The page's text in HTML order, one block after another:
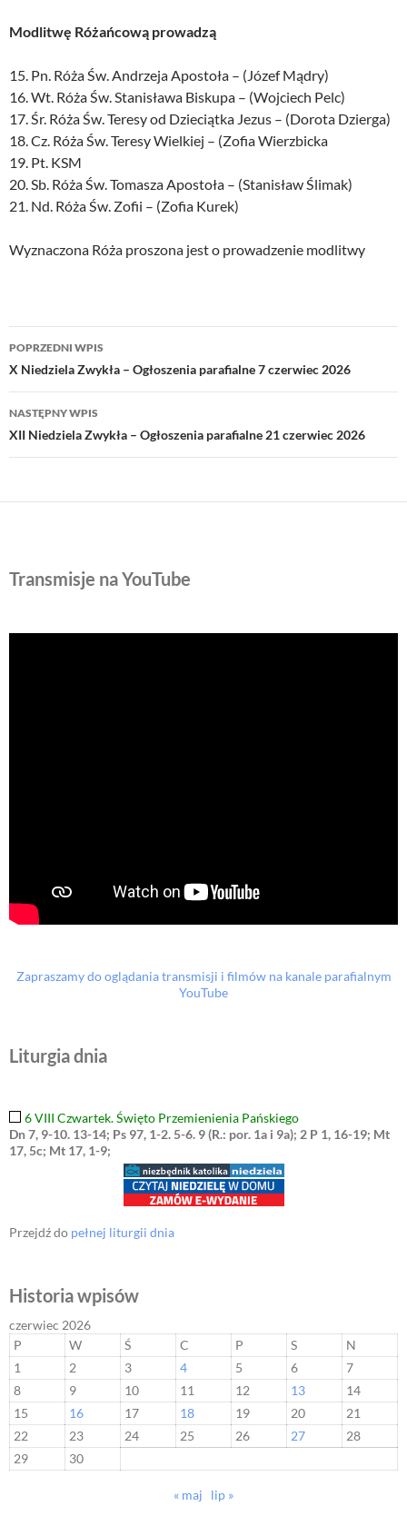
Modlitwę Różańcową prowadzą
15. Pn. Róża Św. Andrzeja Apostoła – (Józef Mądry)
16. Wt. Róża Św. Stanisława Biskupa – (Wojciech Pelc)
17. Śr. Róża Św. Teresy od Dzieciątka Jezus – (Dorota Dzierga)
18. Cz. Róża Św. Teresy Wielkiej – (Zofia Wierzbicka
19. Pt. KSM
20. Sb. Róża Św. Tomasza Apostoła – (Stanisław Ślimak)
21. Nd. Róża Św. Zofii – (Zofia Kurek)
Wyznaczona Róża proszona jest o prowadzenie modlitwy
Nawigacja
wpisu
POPRZEDNI WPIS
X Niedziela Zwykła – Ogłoszenia parafialne 7 czerwiec 2026
NASTĘPNY WPIS
XII Niedziela Zwykła – Ogłoszenia parafialne 21 czerwiec 2026
Transmisje na YouTube
Zapraszamy do oglądania transmisji i filmów na kanale parafialnym
YouTube
Liturgia dnia
6 VIII Czwartek. Święto Przemienienia Pańskiego
Dn 7, 9-10. 13-14; Ps 97, 1-2. 5-6. 9 (R.: por. 1a i 9a); 2 P 1, 16-19; Mt
17, 5c; Mt 17, 1-9;
Przejdź do pełnej liturgii dnia
Historia wpisów
czerwiec 2026
P
W Ś C P S
N
1
2 3 4 5 6
7
8
9 10 11 12 13
14
15
16 17 18 19 20
21
22
23 24 25 26 27
28
29
30
« maj lip »